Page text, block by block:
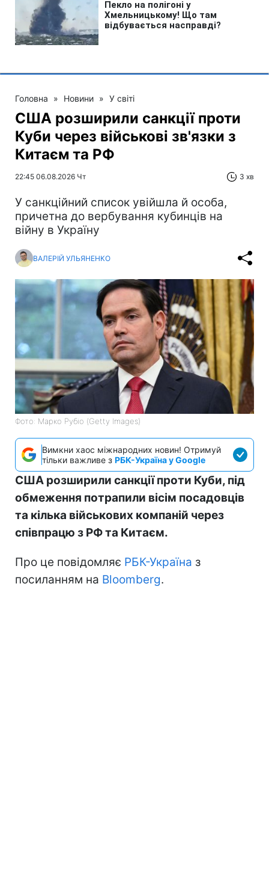
Головна » Новини » У світі
США розширили санкції проти
Куби через військові зв'язки з
Китаєм та РФ
22:45 06.08.2026 Чт 3 хв
У санкційний список увійшла й особа,
причетна до вербування кубинців на
війну в Україну
ВАЛЕРІЙ УЛЬЯНЕНКО
Фото: Марко Рубіо (Getty Images)
Вимкни хаос міжнародних новин! Отримуй
тільки важливе з РБК-Україна у Google
США розширили санкції проти Куби, під
обмеження потрапили вісім посадовців
та кілька військових компаній через
співпрацю з РФ та Китаєм.
Про це повідомляє РБК-Україна з
посиланням на Bloomberg.